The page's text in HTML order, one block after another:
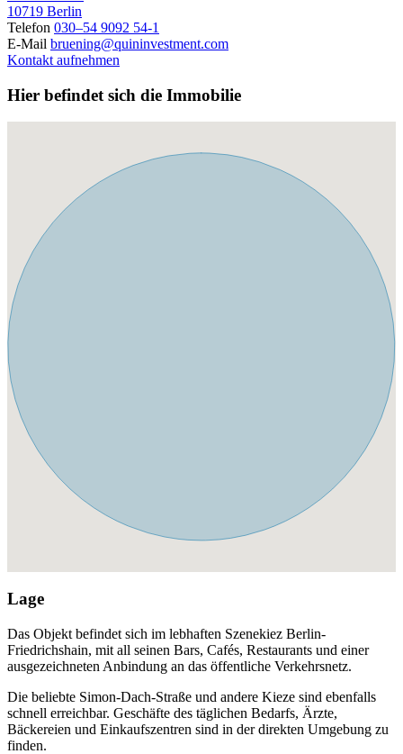
10719 Berlin
Telefon 030–54 9092 54-1
E-Mail bruening@quininvestment.com
Kontakt aufnehmen
Hier befindet sich die Immobilie
Lage
Das Objekt befindet sich im lebhaften Szenekiez Berlin-
Friedrichshain, mit all seinen Bars, Cafés, Restaurants und einer
ausgezeichneten Anbindung an das öffentliche Verkehrsnetz.
Die beliebte Simon-Dach-Straße und andere Kieze sind ebenfalls
schnell erreichbar. Geschäfte des täglichen Bedarfs, Ärzte,
Bäckereien und Einkaufszentren sind in der direkten Umgebung zu
finden.